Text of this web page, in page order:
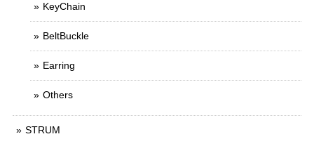
KeyChain
BeltBuckle
Earring
Others
STRUM